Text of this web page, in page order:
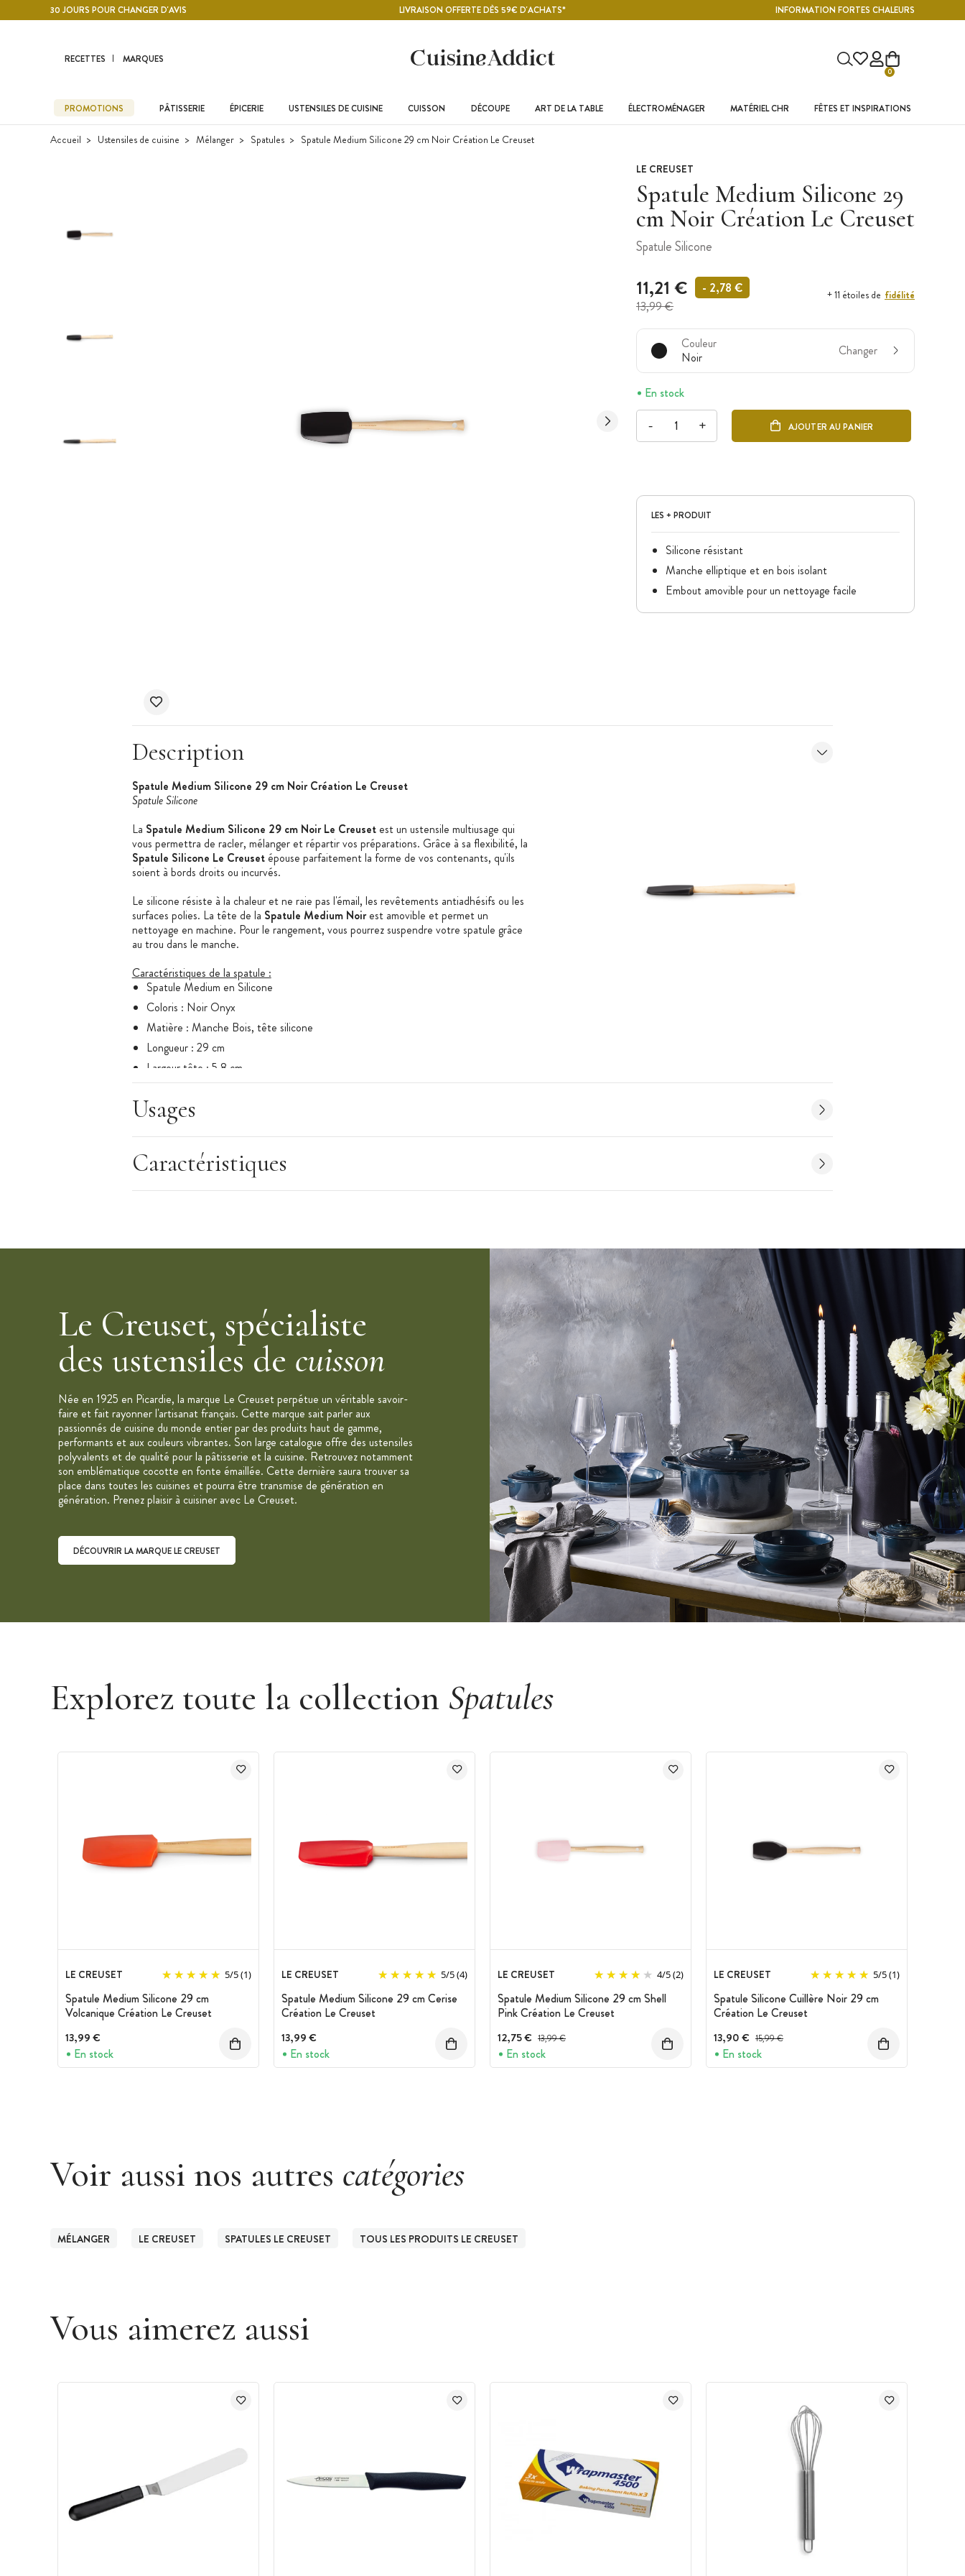
Contenu principal30 JOURS POUR CHANGER D'AVIS LIVRAISON OFFERTE DÈS 59€ D'ACHATS* INFORMATION FORTES CHALEURS
RECETTES MARQUES
0
PROMOTIONS PÂTISSERIE ÉPICERIE USTENSILES DE CUISINE CUISSON DÉCOUPE ART DE LA TABLE ÉLECTROMÉNAGER MATÉRIEL CHR FÊTES ET INSPIRATIONS
Accueil Ustensiles de cuisine Mélanger Spatules Spatule Medium Silicone 29 cm Noir Création Le Creuset
LE CREUSET
Spatule Medium Silicone 29
cm Noir Création Le Creuset
Spatule Silicone
11,21 €
13,99 €
- 2,78 € + 11 étoiles de fidélité
Couleur
Noir
Changer
En stock
- + AJOUTER AU PANIER
LES + PRODUIT
Silicone résistant
Manche elliptique et en bois isolant
Embout amovible pour un nettoyage facile
Description
Spatule Medium Silicone 29 cm Noir Création Le Creuset
Spatule Silicone
La Spatule Medium Silicone 29 cm Noir Le Creusetest un ustensile multiusage qui
vous permettra de racler, mélanger et répartir vos préparations. Grâce à sa flexibilité, la
Spatule Silicone Le Creuset épouse parfaitement la forme de vos contenants, qu'ils
soient à bords droits ou incurvés.
Le silicone résiste à la chaleur et ne raie pas l'émail, les revêtements antiadhésifs ou les
surfaces polies. La tête de la Spatule Medium Noirest amovible et permet un
nettoyage en machine. Pour le rangement, vous pourrez suspendre votre spatule grâce
au trou dans le manche.
Caractéristiques de la spatule :
Spatule Medium en Silicone
Coloris : Noir Onyx
Matière : Manche Bois, tête silicone
Longueur : 29 cm
Largeur tête : 5,8 cm
Diamètre manche : 1,5 cm
Résiste jusqu'à 250°C
Tête détachable pouvant aller au lave-vaisselle
Gamme : Création
Marque : Le Creuset
Usages
Caractéristiques
Le Creuset, spécialiste
des ustensiles de cuisson
Née en 1925 en Picardie, la marque Le Creuset perpétue un véritable savoir-
faire et fait rayonner l'artisanat français. Cette marque sait parler aux
passionnés de cuisine du monde entier par des produits haut de gamme,
performants et aux couleurs vibrantes. Son large catalogue offre des ustensiles
polyvalents et de qualité pour la pâtisserie et la cuisine. Retrouvez notamment
son emblématique cocotte en fonte émaillée. Cette dernière saura trouver sa
place dans toutes les cuisines et pourra être transmise de génération en
génération. Prenez plaisir à cuisiner avec Le Creuset.
DÉCOUVRIR LA MARQUE LE CREUSET
Explorez toute la collection Spatules
LE CREUSET 5/5(1)
Spatule Medium Silicone 29 cm
Volcanique Création Le Creuset
13,99 €
En stock
LE CREUSET 5/5(4)
Spatule Medium Silicone 29 cm Cerise
Création Le Creuset
13,99 €
En stock
LE CREUSET 4/5(2)
Spatule Medium Silicone 29 cm Shell
Pink Création Le Creuset
12,75 € Prix avant réduction :
13,99 €
En stock
LE CREUSET 5/5(1)
Spatule Silicone Cuillère Noir 29 cm
Création Le Creuset
13,90 € Prix avant réduction :
15,99 €
En stock
Voir aussi nos autres catégories
MÉLANGER LE CREUSET SPATULES LE CREUSET TOUS LES PRODUITS LE CREUSET
Vous aimerez aussi